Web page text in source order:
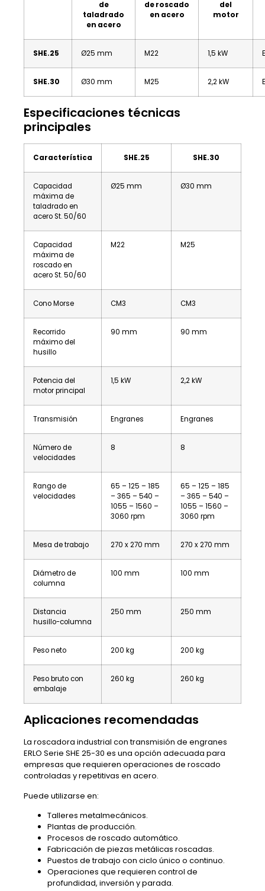
de
taladrado
en acero
de roscado
en acero
del
motor
SHE.25 Ø25 mm M22 1,5 kW
SHE.30 Ø30 mm M25 2,2 kW
Especificaciones técnicas
principales
Característica SHE.25 SHE.30
Capacidad
máxima de
taladrado en
acero St. 50/60
Ø25 mm Ø30 mm
Capacidad
máxima de
roscado en
acero St. 50/60
M22 M25
Cono Morse CM3 CM3
Recorrido
máximo del
husillo
90 mm 90 mm
Potencia del
motor principal
1,5 kW 2,2 kW
Transmisión Engranes Engranes
Número de
velocidades
8 8
Rango de
velocidades
65 – 125 – 185
– 365 – 540 –
1055 – 1560 –
3060 rpm
65 – 125 – 185
– 365 – 540 –
1055 – 1560 –
3060 rpm
Mesa de trabajo 270 x 270 mm 270 x 270 mm
Diámetro de
columna
100 mm 100 mm
Distancia
husillo-columna
250 mm 250 mm
Peso neto 200 kg 200 kg
Peso bruto con
embalaje
260 kg 260 kg
Aplicaciones recomendadas
La roscadora industrial con transmisión de engranes
ERLO Serie SHE 25-30 es una opción adecuada para
empresas que requieren operaciones de roscado
controladas y repetitivas en acero.
Puede utilizarse en:
Talleres metalmecánicos.
Plantas de producción.
Procesos de roscado automático.
Fabricación de piezas metálicas roscadas.
Puestos de trabajo con ciclo único o continuo.
Operaciones que requieren control de
profundidad, inversión y parada.